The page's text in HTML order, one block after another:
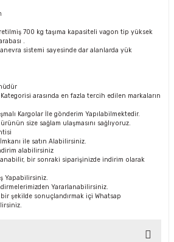
700 kg taşıma kapasiteli vagon tip yüksek
.
sistemi sayesinde dar alanlarda yük
Kategorisi arasında en fazla tercih edilen markaların
Kargolar İle gönderim Yapılabilmektedir.
size sağlam ulaşmasını sağlıyoruz.
ile satın Alabilirsiniz.
alabilirsiniz
bir sonraki siparişinizde indirim olarak
Yapabilirsiniz.
Yararlanabilirsiniz.
bir şekilde sonuçlandırmak içi Whatsap